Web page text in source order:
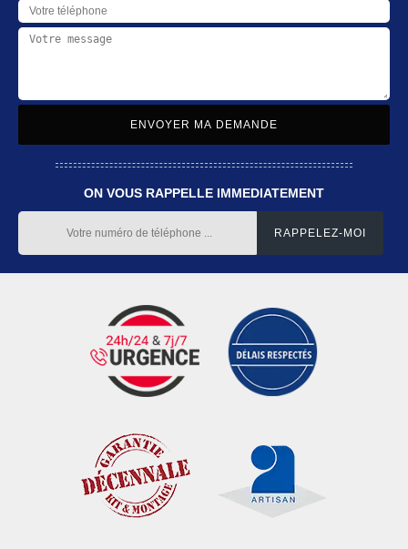
ON VOUS RAPPELLE IMMEDIATEMENT